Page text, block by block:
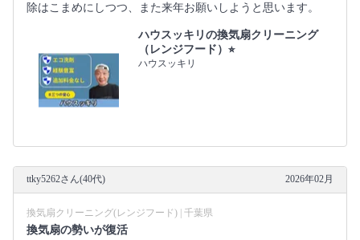
除はこまめにしつつ、また来年お願いしようと思います。
ハウスッキリの換気扇クリーニング
（レンジフード）⭐︎
ハウスッキリ
ttky5262さん(40代) 2026年02月
換気扇クリーニング(レンジフード) | 千葉県
換気扇の勢いが復活